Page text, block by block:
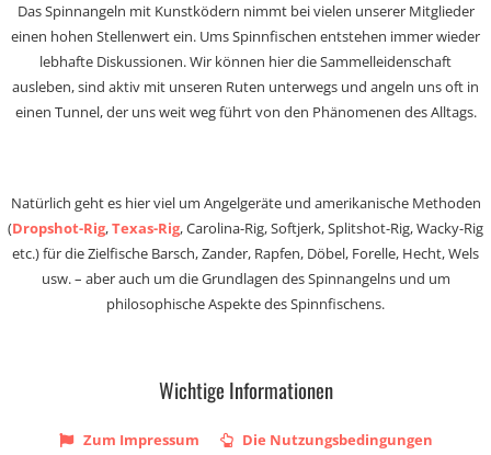
Das Spinnangeln mit Kunstködern nimmt bei vielen unserer Mitglieder
einen hohen Stellenwert ein. Ums Spinnfischen entstehen immer wieder
lebhafte Diskussionen. Wir können hier die Sammelleidenschaft
ausleben, sind aktiv mit unseren Ruten unterwegs und angeln uns oft in
einen Tunnel, der uns weit weg führt von den Phänomenen des Alltags.
Natürlich geht es hier viel um Angelgeräte und amerikanische Methoden
(Dropshot-Rig,Texas-Rig, Carolina-Rig, Softjerk, Splitshot-Rig, Wacky-Rig
etc.) für die Zielfische Barsch, Zander, Rapfen, Döbel, Forelle, Hecht, Wels
usw. – aber auch um die Grundlagen des Spinnangelns und um
philosophische Aspekte des Spinnfischens.
Wichtige Informationen
Zum Impressum Die Nutzungsbedingungen